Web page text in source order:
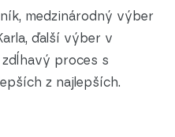
medzinárodný výber
ďalší výber v
proces s
z najlepších.